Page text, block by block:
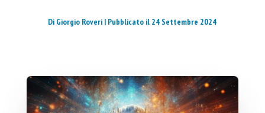
Di Giorgio Roveri | Pubblicato il 24 Settembre 2024